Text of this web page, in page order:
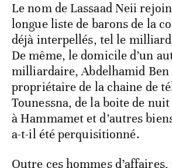
Le nom de Lassaad Neii
longue liste de barons de la
déjà interpellés, tel le
De même, le domicile d’un
milliardaire, Abdelhamid Ben
propriétaire de la chaine de
Tounessna, de la boite de
à Hammamet et d’autres
a-t-il été perquisitionné.
Outre ces hommes